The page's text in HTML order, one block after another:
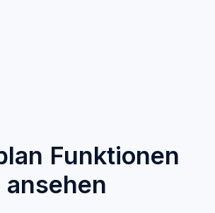
Funktionen
ansehen